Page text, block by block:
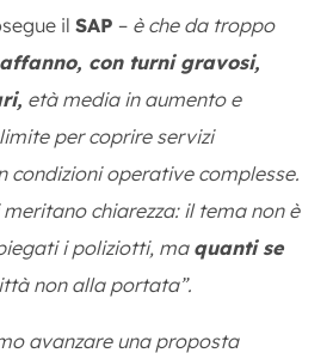
il SAP – è che da troppo
con turni gravosi,
età media in aumento e
per coprire servizi
condizioni operative complesse.
chiarezza: il tema non è
i poliziotti, ma quanti se
non alla portata”.
avanzare una proposta